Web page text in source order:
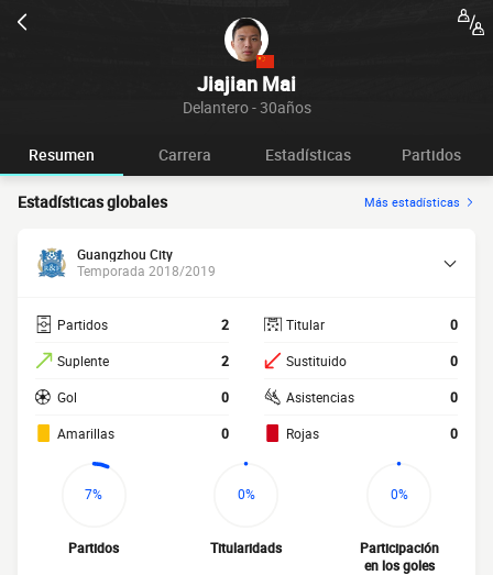
Jiajian Mai
Delantero - 30años
Resumen Carrera Estadísticas Partidos
Estadísticas globales Más estadísticas
Guangzhou City
Temporada 2018/2019
Partidos 2
Suplente 2
Gol 0
Amarillas 0
Titular 0
Sustituido 0
Asistencias 0
Rojas 0
7%
Partidos
0%
Titularidads
0%
Participación
en los goles